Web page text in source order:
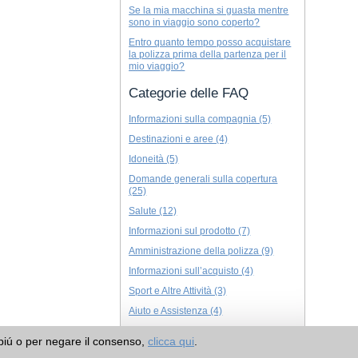
Se la mia macchina si guasta mentre
sono in viaggio sono coperto?
Entro quanto tempo posso acquistare
la polizza prima della partenza per il
mio viaggio?
Categorie delle FAQ
Informazioni sulla compagnia (5)
Destinazioni e aree (4)
Idoneità (5)
Domande generali sulla copertura
(25)
Salute (12)
Informazioni sul prodotto (7)
Amministrazione della polizza (9)
Informazioni sull’acquisto (4)
Sport e Altre Attività (3)
Aiuto e Assistenza (4)
o per negare il consenso, clicca qui
Richiedere un preventivo per l’assicurazione viaggio >